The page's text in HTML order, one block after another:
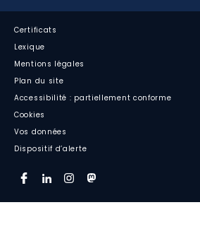
Certificats
Lexique
Mentions légales
Plan du site
Accessibilité : partiellement conforme
Cookies
Vos données
Dispositif d’alerte